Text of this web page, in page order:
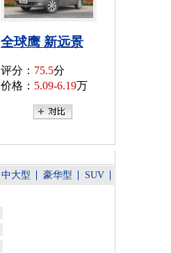
全球鹰 新远景
评分： 75.5分
价格： 5.09-6.19万
中大型 豪华型 SUV